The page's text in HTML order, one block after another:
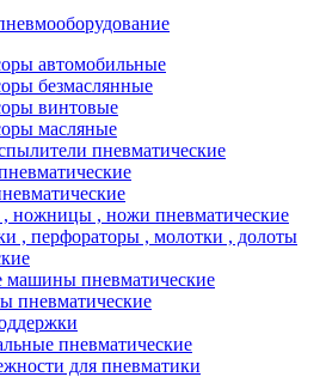
автомобильные
безмаслянные
винтовые
масляные
пневматические
ножницы , ножи пневматические
, перфораторы , молотки , долоты
машины пневматические
пневматические
пневматические
для пневматики